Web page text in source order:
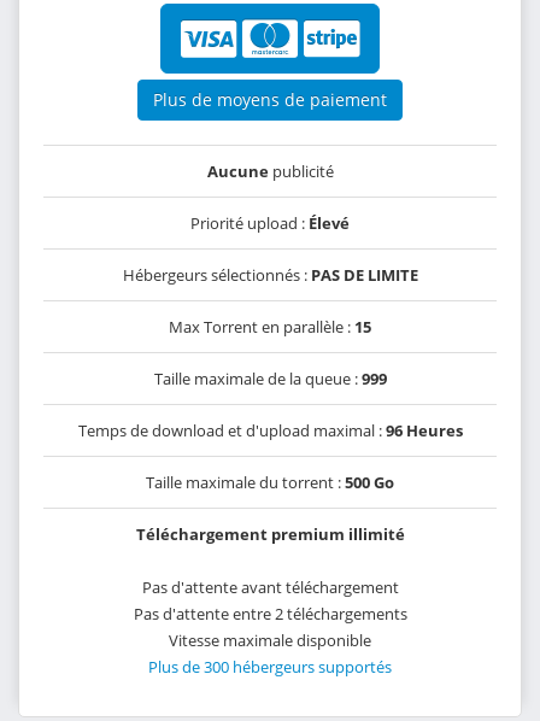
Plus de moyens de paiement
Aucunepublicité
Priorité upload : Élevé
Hébergeurs sélectionnés : PAS DE LIMITE
Max Torrent en parallèle : 15
Taille maximale de la queue :999
Temps de download et d'upload maximal :96 Heures
Taille maximale du torrent :500 Go
Téléchargement premium illimité
Pas d'attente avant téléchargement
Pas d'attente entre 2 téléchargements
Vitesse maximale disponible
Plus de 300 hébergeurs supportés